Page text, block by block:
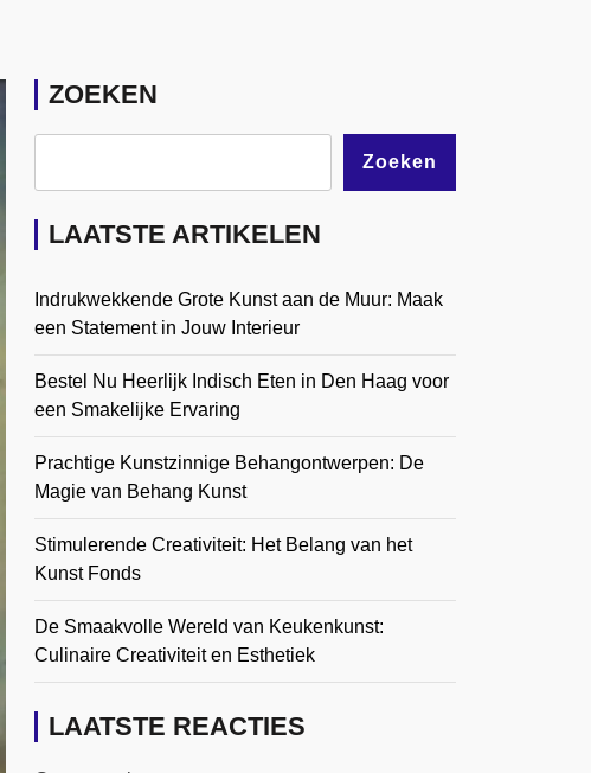
ZOEKEN
Zoeken
LAATSTE ARTIKELEN
Indrukwekkende Grote Kunst aan de Muur: Maak
een Statement in Jouw Interieur
Bestel Nu Heerlijk Indisch Eten in Den Haag voor
een Smakelijke Ervaring
Prachtige Kunstzinnige Behangontwerpen: De
Magie van Behang Kunst
Stimulerende Creativiteit: Het Belang van het
Kunst Fonds
De Smaakvolle Wereld van Keukenkunst:
Culinaire Creativiteit en Esthetiek
LAATSTE REACTIES